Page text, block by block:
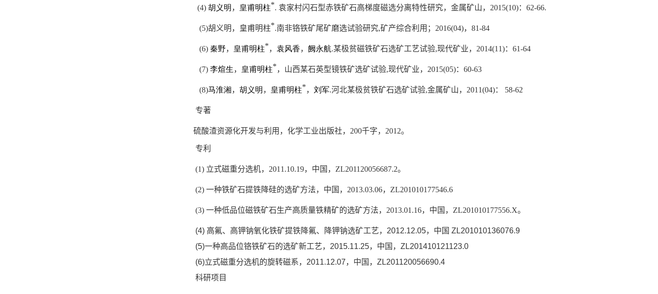
(4) 胡义明 ， 皇甫明柱*. 袁家村闪石型赤铁矿石高梯度磁选分离特性研究，金属矿山， 2015(10)： 62-66.
(5)胡义明， 皇甫明柱*.南非铬铁矿尾矿磨选试验研究,矿产综合利用； 2016(04)， 81-84
(6) 秦野， 皇甫明柱*， 袁风香， 阙永航.某极贫磁铁矿石选矿工艺试验,现代矿业， 2014(11)： 61-64
(7) 李煊生， 皇甫明柱*，山西某石英型镜铁矿选矿试验,现代矿业， 2015(05)： 60-63
(8)马淮湘， 胡义明 ， 皇甫明柱*， 刘军.河北某极贫铁矿石选矿试验,金属矿山， 2011(04)： 58-62
专著
硫酸渣资源化开发与利用，化学工业出版社， 200千字， 2012。
专利
(1) 立式磁重分选机， 2011.10.19，中国， ZL201120056687.2。
(2) 一种铁矿石提铁降硅的选矿方法，中国， 2013.03.06， ZL201010177546.6
(3) 一种低品位磁铁矿石生产高质量铁精矿的选矿方法， 2013.01.16，中国， ZL201010177556.X。
(4) 高氟、高钾钠氧化铁矿提铁降氟、降钾钠选矿工艺， 2012.12.05，中国 ZL201010136076.9
(5)一种高品位铬铁矿石的选矿新工艺， 2015.11.25，中国， ZL201410121123.0
(6)立式磁重分选机的旋转磁系， 2011.12.07，中国， ZL201120056690.4
科研项目